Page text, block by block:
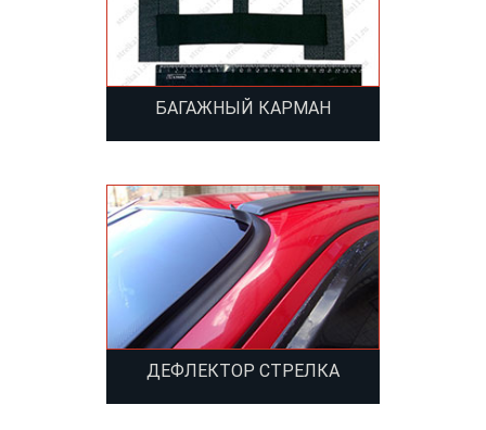
БАГАЖНЫЙ КАРМАН
ДЕФЛЕКТОР СТРЕЛКА